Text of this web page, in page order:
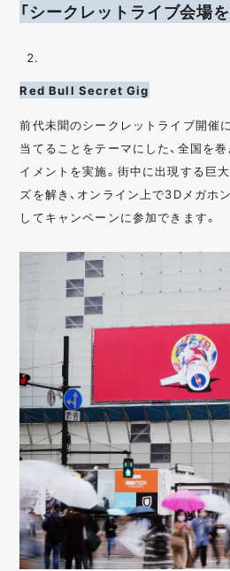
「シークレットライブ会場
Red Bull Secret Gig
前代未聞のシークレットライブ開催
当てることをテーマにした、全国を
イメントを実施。街中に出現する巨
ズを解き、オンライン上で3Dメガホ
してキャンペーンに参加できます。